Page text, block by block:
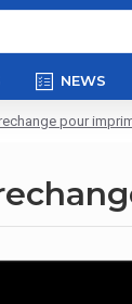
NEWS
pour